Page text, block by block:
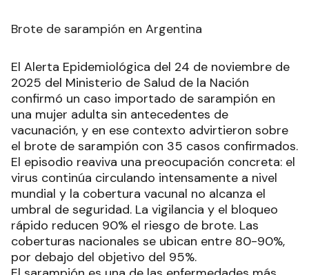
Brote de sarampión en Argentina
El Alerta Epidemiológica del 24 de noviembre de
2025 del Ministerio de Salud de la Nación
confirmó un caso importado de sarampión en
una mujer adulta sin antecedentes de
vacunación, y en ese contexto advirtieron sobre
el brote de sarampión con 35 casos confirmados.
El episodio reaviva una preocupación concreta: el
virus continúa circulando intensamente a nivel
mundial y la cobertura vacunal no alcanza el
umbral de seguridad. La vigilancia y el bloqueo
rápido reducen 90% el riesgo de brote. Las
coberturas nacionales se ubican entre 80-90%,
por debajo del objetivo del 95%.